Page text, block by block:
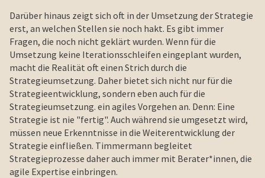
Darüber hinaus zeigt sich oft in der Umsetzung der Strategie
erst, an welchen Stellen sie noch hakt. Es gibt immer
Fragen, die noch nicht geklärt wurden. Wenn für die
Umsetzung keine Iterationsschleifen eingeplant wurden,
macht die Realität oft einen Strich durch die
Strategieumsetzung. Daher bietet sich nicht nur für die
Strategieentwicklung, sondern eben auch für die
Strategieumsetzung. ein agiles Vorgehen an. Denn: Eine
Strategie ist nie "fertig". Auch während sie umgesetzt wird,
müssen neue Erkenntnisse in die Weiterentwicklung der
Strategie einfließen. Timmermann begleitet
Strategieprozesse daher auch immer mit Berater*innen, die
agile Expertise einbringen.